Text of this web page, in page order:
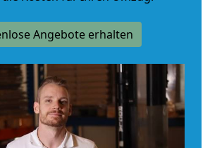
Angebote erhalten